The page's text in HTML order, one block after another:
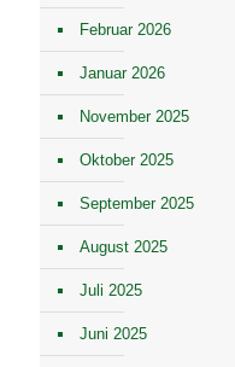
Februar 2026
Januar 2026
November 2025
Oktober 2025
September 2025
August 2025
Juli 2025
Juni 2025